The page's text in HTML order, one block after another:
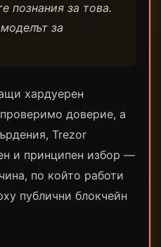
познания за това.
за
хардуерен
доверие, а
Trezor
и принципен избор —
по който работи
публични блокчейн